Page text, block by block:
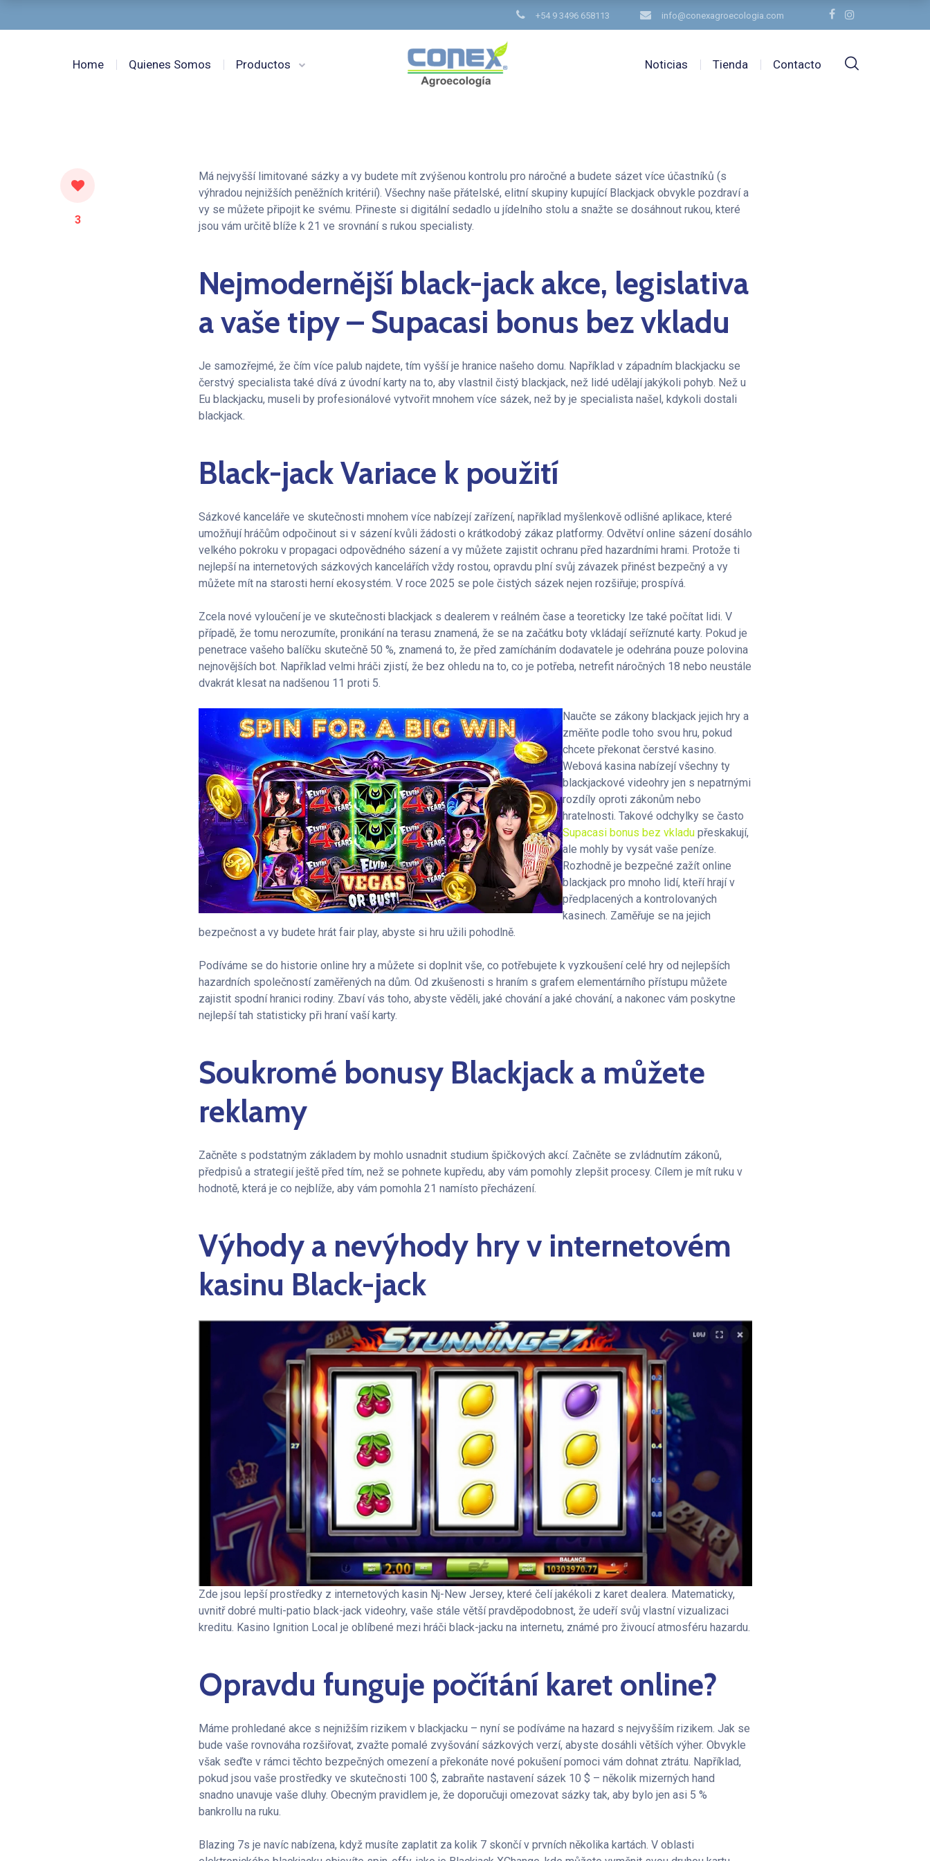
+54 9 3496 658113 info@conexagroecologia.com
Home Quienes Somos Productos Noticias Tienda Contacto
3
Má nejvyšší limitované sázky a vy budete mít zvýšenou kontrolu pro náročné a budete sázet více účastníků (s
výhradou nejnižších peněžních kritérií). Všechny naše přátelské, elitní skupiny kupující Blackjack obvykle pozdraví a
vy se můžete připojit ke svému. Přineste si digitální sedadlo u jídelního stolu a snažte se dosáhnout rukou, které
jsou vám určitě blíže k 21 ve srovnání s rukou specialisty.
Nejmodernější black-jack akce, legislativa
a vaše tipy – Supacasi bonus bez vkladu
Je samozřejmé, že čím více palub najdete, tím vyšší je hranice našeho domu. Například v západním blackjacku se
čerstvý specialista také dívá z úvodní karty na to, aby vlastnil čistý blackjack, než lidé udělají jakýkoli pohyb. Než u
Eu blackjacku, museli by profesionálové vytvořit mnohem více sázek, než by je specialista našel, kdykoli dostali
blackjack.
Black-jack Variace k použití
Sázkové kanceláře ve skutečnosti mnohem více nabízejí zařízení, například myšlenkově odlišné aplikace, které
umožňují hráčům odpočinout si v sázení kvůli žádosti o krátkodobý zákaz platformy. Odvětví online sázení dosáhlo
velkého pokroku v propagaci odpovědného sázení a vy můžete zajistit ochranu před hazardními hrami. Protože ti
nejlepší na internetových sázkových kancelářích vždy rostou, opravdu plní svůj závazek přinést bezpečný a vy
můžete mít na starosti herní ekosystém. V roce 2025 se pole čistých sázek nejen rozšiřuje; prospívá.
Zcela nové vyloučení je ve skutečnosti blackjack s dealerem v reálném čase a teoreticky lze také počítat lidi. V
případě, že tomu nerozumíte, pronikání na terasu znamená, že se na začátku boty vkládají seříznuté karty. Pokud je
penetrace vašeho balíčku skutečně 50 %, znamená to, že před zamícháním dodavatele je odehrána pouze polovina
nejnovějších bot. Například velmi hráči zjistí, že bez ohledu na to, co je potřeba, netrefit náročných 18 nebo neustále
dvakrát klesat na nadšenou 11 proti 5.
Naučte se zákony blackjack jejich hry a
změňte podle toho svou hru, pokud
chcete překonat čerstvé kasino.
Webová kasina nabízejí všechny ty
blackjackové videohry jen s nepatrnými
rozdíly oproti zákonům nebo
hratelnosti. Takové odchylky se často
Supacasi bonus bez vkladu přeskakují,
ale mohly by vysát vaše peníze.
Rozhodně je bezpečné zažít online
blackjack pro mnoho lidí, kteří hrají v
předplacených a kontrolovaných
kasinech. Zaměřuje se na jejich
bezpečnost a vy budete hrát fair play, abyste si hru užili pohodlně.
Podíváme se do historie online hry a můžete si doplnit vše, co potřebujete k vyzkoušení celé hry od nejlepších
hazardních společností zaměřených na dům. Od zkušenosti s hraním s grafem elementárního přístupu můžete
zajistit spodní hranici rodiny. Zbaví vás toho, abyste věděli, jaké chování a jaké chování, a nakonec vám poskytne
nejlepší tah statisticky při hraní vaší karty.
Soukromé bonusy Blackjack a můžete
reklamy
Začněte s podstatným základem by mohlo usnadnit studium špičkových akcí. Začněte se zvládnutím zákonů,
předpisů a strategií ještě před tím, než se pohnete kupředu, aby vám pomohly zlepšit procesy. Cílem je mít ruku v
hodnotě, která je co nejblíže, aby vám pomohla 21 namísto přecházení.
Výhody a nevýhody hry v internetovém
kasinu Black-jack
Zde jsou lepší prostředky z internetových kasin Nj-New Jersey, které čelí jakékoli z karet dealera. Matematicky,
uvnitř dobré multi-patio black-jack videohry, vaše stále větší pravděpodobnost, že udeří svůj vlastní vizualizaci
kreditu. Kasino Ignition Local je oblíbené mezi hráči black-jacku na internetu, známé pro živoucí atmosféru hazardu.
Opravdu funguje počítání karet online?
Máme prohledané akce s nejnižším rizikem v blackjacku – nyní se podíváme na hazard s nejvyšším rizikem. Jak se
bude vaše rovnováha rozšiřovat, zvažte pomalé zvyšování sázkových verzí, abyste dosáhli větších výher. Obvykle
však seďte v rámci těchto bezpečných omezení a překonáte nové pokušení pomoci vám dohnat ztrátu. Například,
pokud jsou vaše prostředky ve skutečnosti 100 $, zabraňte nastavení sázek 10 $ – několik mizerných hand
snadno unavuje vaše dluhy. Obecným pravidlem je, že doporučuji omezovat sázky tak, aby bylo jen asi 5 %
bankrollu na ruku.
Blazing 7s je navíc nabízena, když musíte zaplatit za kolik 7 skončí v prvních několika kartách. V oblasti